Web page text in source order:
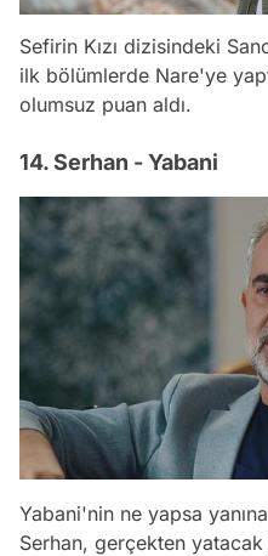
Sefirin Kızı dizisindeki
ilk bölümlerde Nare'ye
olumsuz puan aldı.
14. Serhan - Yabani
Yabani'nin ne yapsa
Serhan, gerçekten